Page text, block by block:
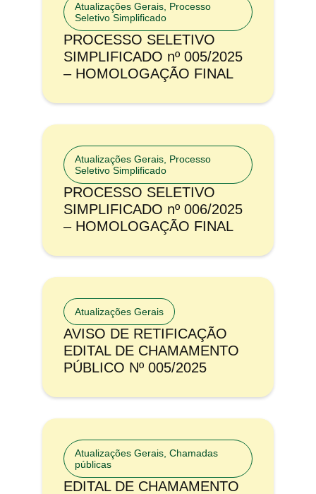
Atualizações Gerais Processo
Seletivo Simplificado
PROCESSO SELETIVO
SIMPLIFICADO nº 005/2025
– HOMOLOGAÇÃO FINAL
Atualizações Gerais Processo
Seletivo Simplificado
PROCESSO SELETIVO
SIMPLIFICADO nº 006/2025
– HOMOLOGAÇÃO FINAL
Atualizações Gerais
AVISO DE RETIFICAÇÃO
EDITAL DE CHAMAMENTO
PÚBLICO Nº 005/2025
Atualizações Gerais Chamadas
públicas
EDITAL DE CHAMAMENTO